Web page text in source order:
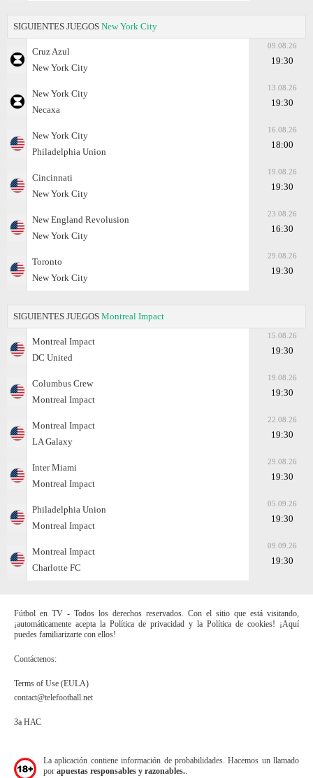
SIGUIENTES JUEGOS New York City
Cruz Azul
New York City
09.08.26
19:30
New York City
Necaxa
13.08.26
19:30
New York City
Philadelphia Union
16.08.26
18:00
Cincinnati
New York City
19.08.26
19:30
New England Revolusion
New York City
23.08.26
16:30
Toronto
New York City
29.08.26
19:30
SIGUIENTES JUEGOS Montreal Impact
Montreal Impact
DC United
15.08.26
19:30
Columbus Crew
Montreal Impact
19.08.26
19:30
Montreal Impact
LA Galaxy
22.08.26
19:30
Inter Miami
Montreal Impact
29.08.26
19:30
Philadelphia Union
Montreal Impact
05.09.26
19:30
Montreal Impact
Charlotte FC
09.09.26
19:30
Fútbol en TV - Todos los derechos reservados. Con el sitio que está visitando,
¡automáticamente acepta la Política de privacidad y la Política de cookies! ¡Aquí
puedes familiarizarte con ellos!
Contáctenos:
Terms of Use (EULA)
contact@telefootball.net
За НАС
La aplicación contiene información de probabilidades. Hacemos un llamado
por apuestas responsables y razonables.